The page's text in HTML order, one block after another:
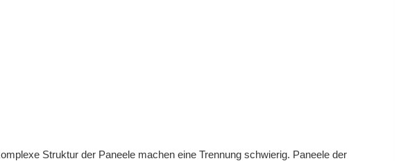
Struktur der Paneele machen eine Trennung schwierig. Paneele der